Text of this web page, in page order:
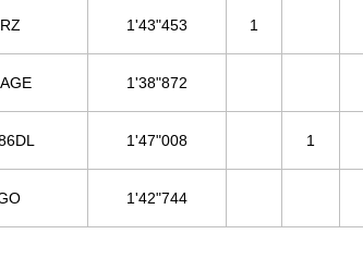
1'43"453 1
1'38"872
1'47"008 1
1'42"744